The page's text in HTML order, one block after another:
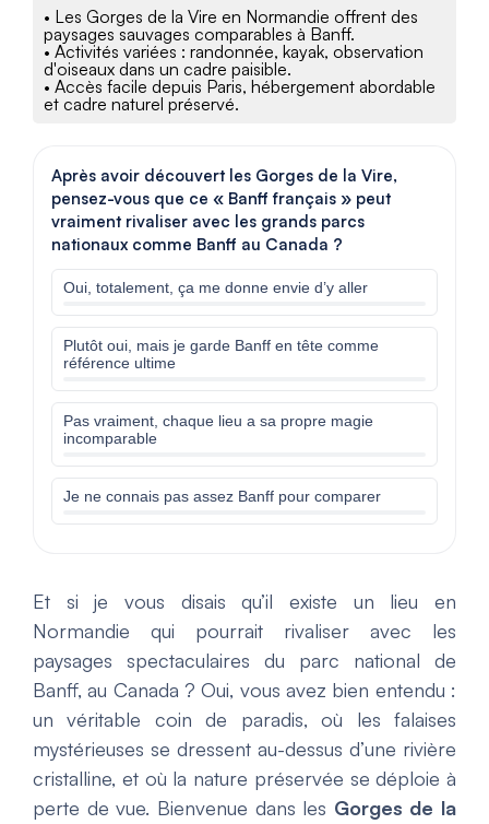
• Les Gorges de la Vire en Normandie offrent des
paysages sauvages comparables à Banff.
• Activités variées : randonnée, kayak, observation
d'oiseaux dans un cadre paisible.
• Accès facile depuis Paris, hébergement abordable
et cadre naturel préservé.
Après avoir découvert les Gorges de la Vire,
pensez-vous que ce « Banff français » peut
vraiment rivaliser avec les grands parcs
nationaux comme Banff au Canada ?
Oui, totalement, ça me donne envie d’y aller
Plutôt oui, mais je garde Banff en tête comme
référence ultime
Pas vraiment, chaque lieu a sa propre magie
incomparable
Je ne connais pas assez Banff pour comparer
Et si je vous disais qu’il existe un lieu en
Normandie qui pourrait rivaliser avec les
paysages spectaculaires du parc national de
Banff, au Canada ? Oui, vous avez bien entendu :
un véritable coin de paradis, où les falaises
mystérieuses se dressent au-dessus d’une rivière
cristalline, et où la nature préservée se déploie à
perte de vue. Bienvenue dans les Gorges de la